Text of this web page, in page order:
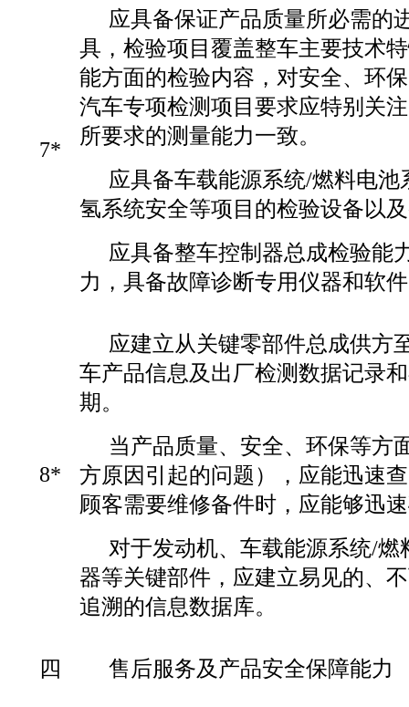
7*
应具备保证产品质量所必需的
具，检验项目覆盖整车主要技术
能方面的检验内容，对安全、环
汽车专项检测项目要求应特别关
所要求的测量能力一致。
应具备车载能源系统/燃料电
氢系统安全等项目的检验设备以
应具备整车控制器总成检验能
力，具备故障诊断专用仪器和软
8*
应建立从关键零部件总成供方
车产品信息及出厂检测数据记录
期。
当产品质量、安全、环保等方
方原因引起的问题），应能迅速
顾客需要维修备件时，应能够迅
对于发动机、车载能源系统/
器等关键部件，应建立易见的、
追溯的信息数据库。
四 售后服务及产品安全保障能力